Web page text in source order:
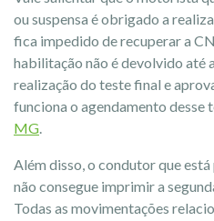
ou suspensa é obrigado a
fica impedido de recuperar a
habilitação não é devolvido até
realização do teste final e
funciona o agendamento desse
MG.
Além disso, o condutor que
não consegue imprimir a
Todas as movimentações